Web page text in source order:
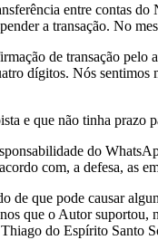
entre contas
a transação. No
de transação
dígitos. Nós
e que não tinha prazo
do
com, a defesa, as
que pode causar
que o Autor
do Espírito Santo